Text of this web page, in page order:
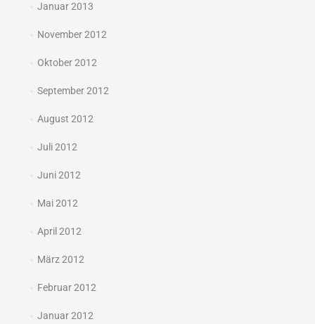
Januar 2013
November 2012
Oktober 2012
September 2012
August 2012
Juli 2012
Juni 2012
Mai 2012
April 2012
März 2012
Februar 2012
Januar 2012